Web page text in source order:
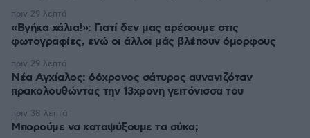
«Βγήκα χάλια!»: Γιατί δεν μας αρέσουμε στις
φωτογραφίες, ενώ οι άλλοι μάς βλέπουν όμορφους
πριν 29 λεπτά
Νέα Αγχίαλος: 66χρονος σάτυρος αυνανιζόταν
πρακολουθώντας την 13χρονη γειτόνισσα του
πριν 29 λεπτά
Μπορούμε να καταψύξουμε τα σύκα;
πριν 38 λεπτά